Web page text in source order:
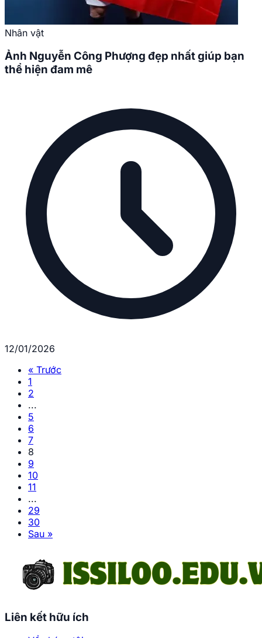
Nhân vật
Ảnh Nguyễn Công Phượng đẹp nhất giúp bạn
thể hiện đam mê
12/01/2026
« Trước
1
2
...
5
6
7
8
9
10
11
...
29
30
Sau »
Liên kết hữu ích